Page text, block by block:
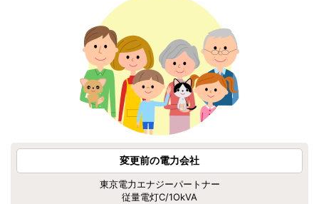
変更前の電力会社
東京電力エナジーパートナー
従量電灯C/1OkVA